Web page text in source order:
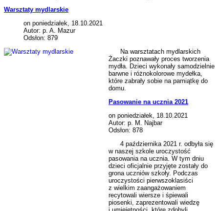
Warsztaty mydlarskie
on poniedziałek, 18.10.2021
Autor: p. A. Mazur
Odsłon: 879
Na warsztatach mydlarskich
Żaczki poznawały proces tworzenia
mydła. Dzieci wykonały samodzielnie
barwne i różnokolorowe mydełka,
które zabrały sobie na pamiątkę do
domu.
Pasowanie na ucznia 2021
on poniedziałek, 18.10.2021
Autor: p. M. Najbar
Odsłon: 878
4 października 2021 r. odbyła się
w naszej szkole uroczystość
pasowania na ucznia. W tym dniu
dzieci oficjalnie przyjęte zostały do
grona uczniów szkoły. Podczas
uroczystości pierwszoklasiści
z wielkim zaangażowaniem
recytowali wiersze i śpiewali
piosenki, zaprezentowali wiedzę